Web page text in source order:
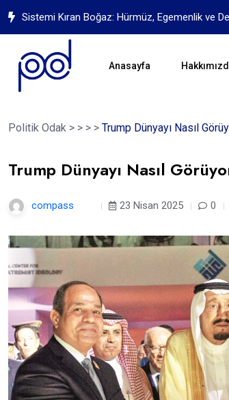
Sistemi Kıran Boğaz: Hürmüz, Egemenlik ve
Anasayfa
Politik Odak > > > > Trump Dünyayı Nasıl
Trump Dünyayı Nasıl
compass 23 Nisan 2025 0